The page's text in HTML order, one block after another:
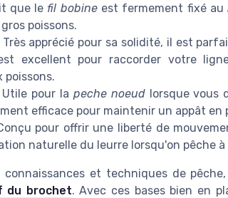
que le fil bobineest fermement fixé au
poissons.
apprécié pour sa solidité, il est
excellent pour raccorder votre
poissons.
Utile pour la peche noeudlorsque vous
efficace pour maintenir un appât
pour offrir une liberté de
naturelle du leurre lorsqu'on pêche
connaissances et techniques de
du brochet. Avec ces bases bien en